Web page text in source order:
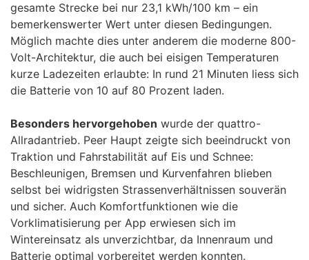
gesamte Strecke bei nur 23,1 kWh/100 km – ein
bemerkenswerter Wert unter diesen Bedingungen.
Möglich machte dies unter anderem die moderne 800-
Volt-Architektur, die auch bei eisigen Temperaturen
kurze Ladezeiten erlaubte: In rund 21 Minuten liess sich
die Batterie von 10 auf 80 Prozent laden.
Besonders hervorgehoben wurde der quattro-
Allradantrieb. Peer Haupt zeigte sich beeindruckt von
Traktion und Fahrstabilität auf Eis und Schnee:
Beschleunigen, Bremsen und Kurvenfahren blieben
selbst bei widrigsten Strassenverhältnissen souverän
und sicher. Auch Komfortfunktionen wie die
Vorklimatisierung per App erwiesen sich im
Wintereinsatz als unverzichtbar, da Innenraum und
Batterie optimal vorbereitet werden konnten.